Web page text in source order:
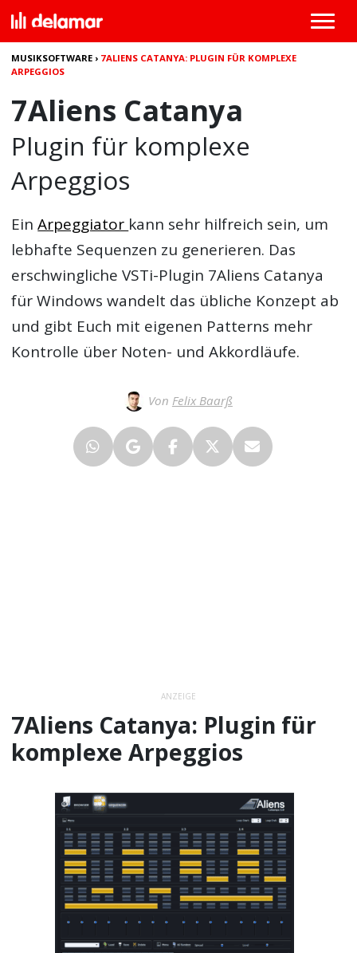
MUSIKSOFTWARE › 7ALIENS CATANYA: PLUGIN FÜR KOMPLEXE
ARPEGGIOS
7Aliens Catanya
Plugin für komplexe
Arpeggios
EinArpeggiator kann sehr hilfreich sein, um
lebhafte Sequenzen zu generieren. Das
erschwinglicheVSTi-Plugin 7Aliens Catanya
für Windows wandelt das übliche Konzept ab
und gibt Euch mit eigenen Patterns mehr
Kontrolle über Noten- und Akkordläufe.
Von Felix Baarß
ANZEIGE
7Aliens Catanya: Plugin für
komplexe Arpeggios